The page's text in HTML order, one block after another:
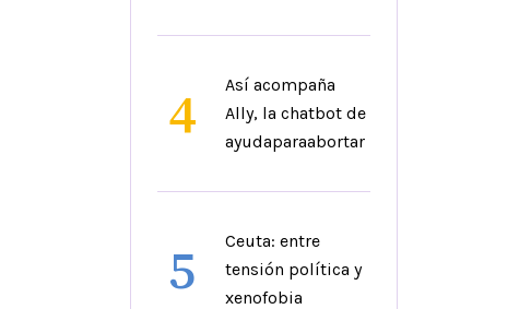
4
Así acompaña
Ally, la chatbot de
ayudaparaabortar
5
Ceuta: entre
tensión política y
xenofobia